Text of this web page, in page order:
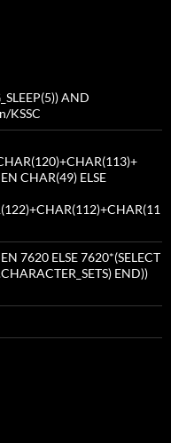
AND
KSSC
CHAR(49) ELSE
7620 ELSE 7620*(SELECT
END))